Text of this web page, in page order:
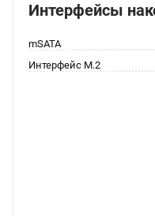
Интерфейсы
mSATA
Интерфейс M.2